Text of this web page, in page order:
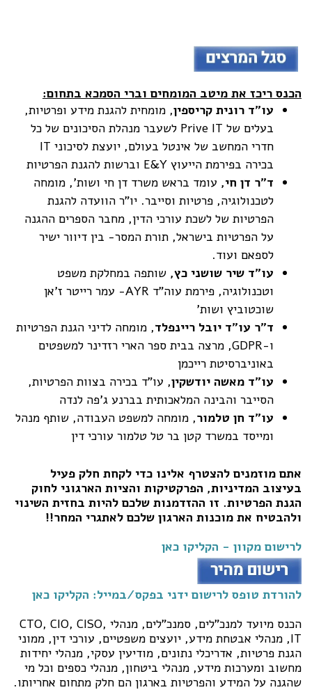
הכנס ריכז את מיטב המומחים וברי הסמכא בתחום:
עו"ד רונית קריספין, מומחית להגנת מידע ופרטיות,
בעלים של Prive IT לשעבר מנהלת הסיכונים של כל
חדרי המחשב של אינטל בעולם, יועצת לסיכוני IT
בכירה בפירמת הייעוץ E&Y וברשות להגנת הפרטיות
ד"ר דן חי, עומד בראש משרד דן חי ושות', מומחה
לטכנולוגיה, פרטיות וסייבר. יו"ר הוועדה להגנת
הפרטיות של לשכת עורכי הדין, מחבר הספרים ההגנה
על הפרטיות בישראל, תורת המסר- בין דיוור ישיר
לספאם ועוד.
עו"ד שיר שושני כץ, שותפה במחלקת משפט
וטכנולוגיה, פירמת עוה"ד AYR- עמר רייטר ז'אן
שוכטוביץ ושות'
ד"ר עו"ד יובל ריינפלד, מומחה לדיני הגנת הפרטיות
ו-GDPR, מרצה בבית ספר הארי רזדינר למשפטים
באוניברסיטת רייכמן
עו"ד מאשה יודשקין, עו"ד בכירה בצוות הפרטיות,
הסייבר והבינה המלאכותית בברנע ג'פה לנדה
עו"ד חן טלמור, מומחה למשפט העבודה, שותף מנהל
ומייסד במשרד קטן בר טל טלמור עורכי דין
אתם מוזמנים להצטרף אלינו כדי לקחת חלק פעיל
בעיצוב המדיניות, הפרקטיקות והציות הארגוני לחוק
הגנת הפרטיות. זו ההזדמנות שלכם להיות בחזית השינוי
ולהבטיח את מוכנות הארגון שלכם לאתגרי המחר!!
לרישום מקוון - הקליקו כאן
להורדת טופס לרישום ידני בפקס/במייל: הקליקו כאן
הכנס מיועד למנכ"לים, סמנכ"לים, מנהלי CTO, CIO, CISO,
IT, מנהלי אבטחת מידע, יועצים משפטיים, עורכי דין, ממוני
הגנת פרטיות, אדריכלי נתונים, מודיעין עסקי, מנהלי יחידות
מחשוב ומערכות מידע, מנהלי ביטחון, מנהלי כספים וכל מי
שהגנה על המידע והפרטיות בארגון הם חלק מתחום אחריותו.